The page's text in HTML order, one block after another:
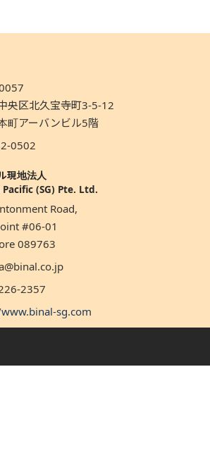
央区北久宝寺町3-5-12
町アーバンビル5階
0502
現地法人
(SG) Pte. Ltd.
Road,
#06-01
089763
2357
sg.com